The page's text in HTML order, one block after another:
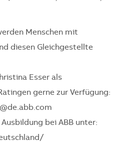
Menschen mit
diesen Gleichgestellte
Esser als
gerne zur Verfügung:
bei ABB unter: